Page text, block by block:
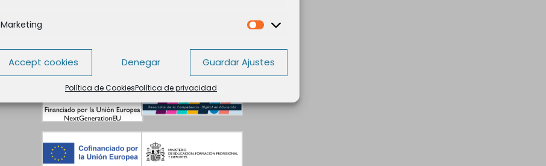
Marketing Marketing
Accept cookies Denegar Guardar Ajustes
Política de CookiesPolítica de privacidad